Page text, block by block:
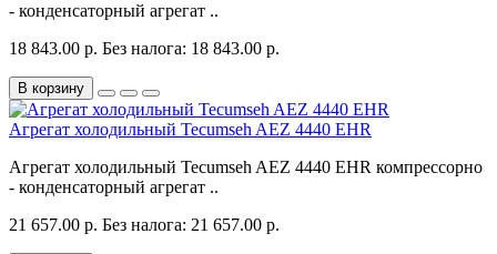
- конденсаторный агрегат ..
18 843.00 р. Без налога: 18 843.00 р.
В корзину
Агрегат холодильный Tecumseh AEZ 4440 EHR
Агрегат холодильный Tecumseh AEZ 4440 EHR компрессорно
- конденсаторный агрегат ..
21 657.00 р. Без налога: 21 657.00 р.